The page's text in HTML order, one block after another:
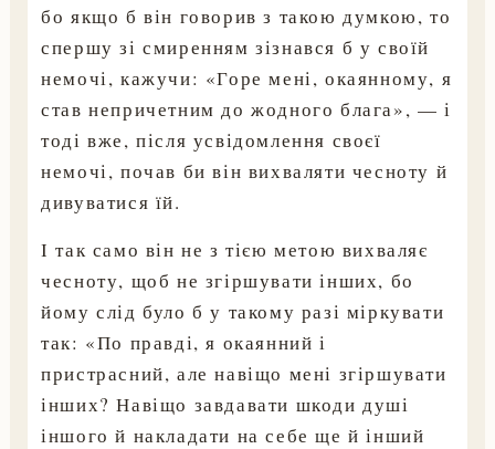
бо якщо б він говорив з такою думкою, то
спершу зі смиренням зізнався б у своїй
немочі, кажучи: «Горе мені, окаянному, я
став непричетним до жодного блага», — і
тоді вже, після усвідомлення своєї
немочі, почав би він вихваляти чесноту й
дивуватися їй.
І так само він не з тією метою вихваляє
чесноту, щоб не згіршувати інших, бо
йому слід було б у такому разі міркувати
так: «По правді, я окаянний і
пристрасний, але навіщо мені згіршувати
інших? Навіщо завдавати шкоди душі
іншого й накладати на себе ще й інший